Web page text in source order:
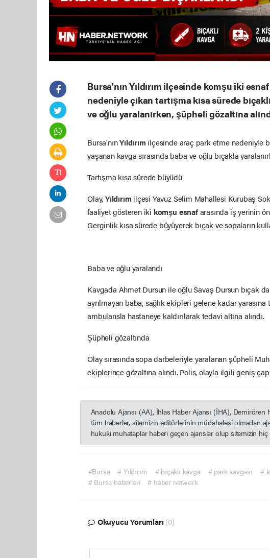
Bursa'nın Yıldırım ilçesinde komşu iki
nedeniyle çıkan tartışma kısa sürede
ve oğlu yaralanırken, şüpheli gözaltına
Bursa'nınYıldırım ilçesinde araç park etme nedeniyle
yaşanan kavga sırasında baba ve oğlu bıçakla
Tartışma kısa sürede büyüdü
Olay,Yıldırım ilçesi Yavuz Selim Mahallesi Kurubaş
faaliyet gösteren iki komşu esnafarasında iş yerinin
Gerginlik kısa sürede büyüyerek bıçak ve sopaların
Baba ve oğlu yaralandı
Kavgada Ahmet Dursun ile oğlu Savaş Dursun bıçak
ayrılmayan baba, sağlık ekipleri gelene kadar
ambulansla hastaneye kaldırılarak tedavi altına alındı.
Şüpheli gözaltında
Olay sırasında sopa darbeleriyle yaralanan şüpheli
ekiplerince gözaltına alındı. Polis, olayla ilgili geniş
Anadolu Ajansı (AA), İhlas Haber Ajansı (İHA),
tüm haberler, sitemizin editörlerinin müdahalesi olmadan
hukuki muhataplar haberi geçen ajanslar olup sitemizin
#Bursa # Yıldırım # bıçaklı kavga # park kavgası #
# Bursa haberleri
# haber network
Okuyucu Yorumları (0)